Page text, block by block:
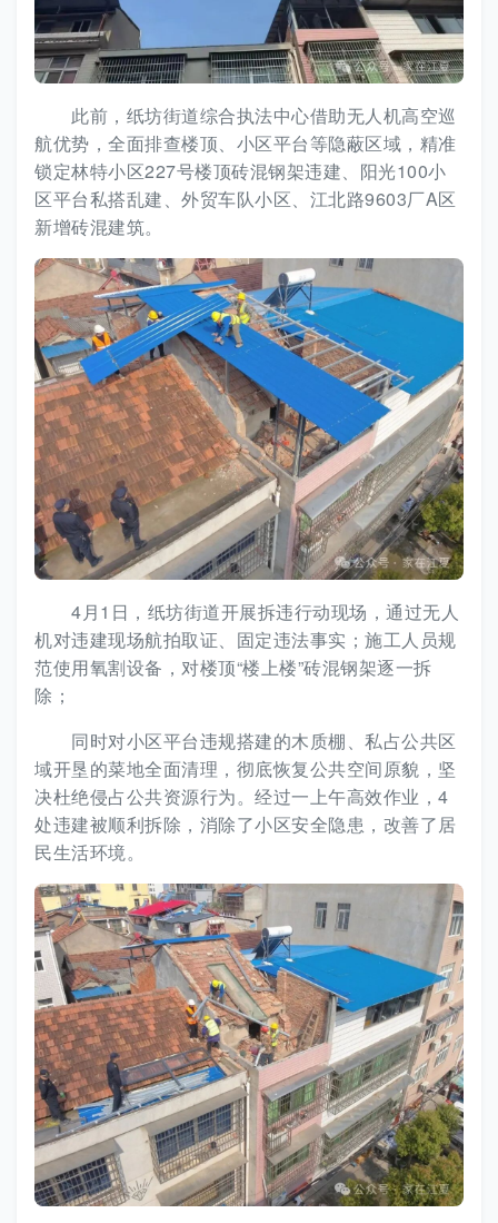
此前，纸坊街道综合执法中心借助无人机高空巡
航优势，全面排查楼顶、小区平台等隐蔽区域，精准
锁定林特小区227号楼顶砖混钢架违建、阳光100小
区平台私搭乱建、外贸车队小区、江北路9603厂A区
新增砖混建筑。
4月1日，纸坊街道开展拆违行动现场，通过无人
机对违建现场航拍取证、固定违法事实；施工人员规
范使用氧割设备，对楼顶“楼上楼”砖混钢架逐一拆
除；
同时对小区平台违规搭建的木质棚、私占公共区
域开垦的菜地全面清理，彻底恢复公共空间原貌，坚
决杜绝侵占公共资源行为。经过一上午高效作业，4
处违建被顺利拆除，消除了小区安全隐患，改善了居
民生活环境。